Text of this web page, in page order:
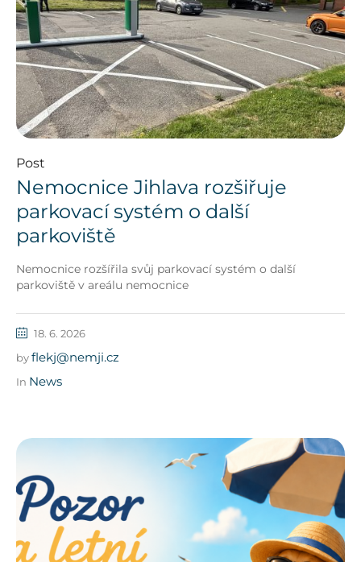
Post
Nemocnice Jihlava rozšiřuje
parkovací systém o další
parkoviště
Nemocnice rozšířila svůj parkovací systém o další
parkoviště v areálu nemocnice
18. 6. 2026
byflekj@nemji.cz
In News